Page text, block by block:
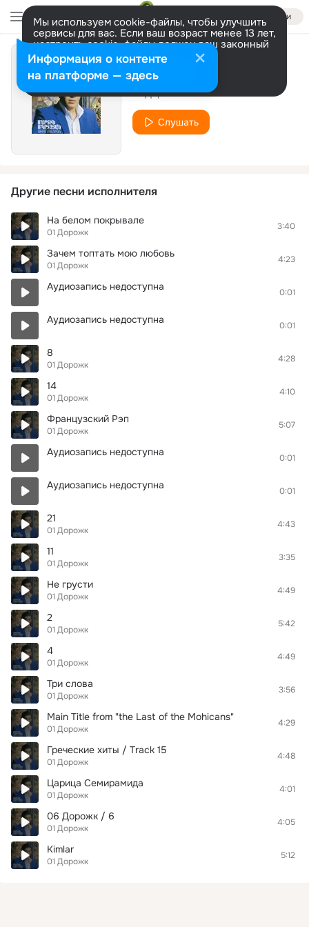
Войти
Мы используем cookie-файлы, чтобы улучшить
сервисы для вас. Если ваш возраст менее 13 лет,
настроить cookie-файлы должен ваш законный
представитель. Больше информации
Разрешить все Настроить
Время
01 Дорожк
Слушать
Другие песни исполнителя
На белом покрывале
01 Дорожк
3:40
Зачем топтать мою любовь
01 Дорожк
4:23
Аудиозапись недоступна 0:01
Аудиозапись недоступна 0:01
8
01 Дорожк
4:28
14
01 Дорожк
4:10
Французский Рэп
01 Дорожк
5:07
Аудиозапись недоступна 0:01
Аудиозапись недоступна 0:01
21
01 Дорожк
4:43
11
01 Дорожк
3:35
Не грусти
01 Дорожк
4:49
2
01 Дорожк
5:42
4
01 Дорожк
4:49
Три слова
01 Дорожк
3:56
Main Title from "the Last of the Mohicans"
01 Дорожк
4:29
Греческие хиты / Track 15
01 Дорожк
4:48
Царица Семирамида
01 Дорожк
4:01
06 Дорожк / 6
01 Дорожк
4:05
Kimlar
01 Дорожк
5:12
Информация о контенте
на платформе — здесь